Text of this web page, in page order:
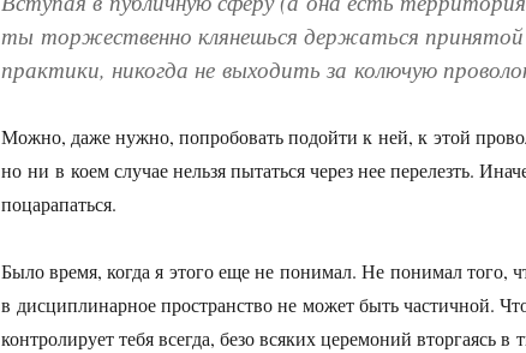
ты торжественно клянешься держаться принятой
практики, никогда не выходить за колючую
Можно, даже нужно, попробовать подойти к ней, к этой
но ни в коем случае нельзя пытаться через нее перелезть.
поцарапаться.
Было время, когда я этого еще не понимал. Не понимал того,
в дисциплинарное пространство не может быть частичной.
контролирует тебя всегда, безо всяких церемоний вторгаясь